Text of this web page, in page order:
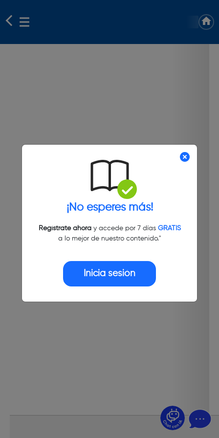
¡No esperes más!
Regístrate ahoray accede por 7 días GRATIS
a lo mejor de nuestro contenido."
Inicia sesión